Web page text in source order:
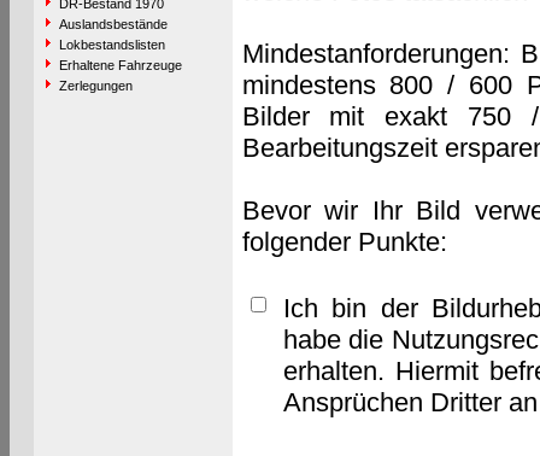
DR-Bestand 1970
Auslandsbestände
Lokbestandslisten
Erhaltene Fahrzeuge
Zerlegungen
Mindestanforderungen:
mindestens 800 / 600
Bilder mit exakt 750
Bearbeitungszeit
Bevor wir Ihr Bild
folgender Punkte:
Ich bin der
habe die
erhalten. Hiermit
Ansprüchen Dritter